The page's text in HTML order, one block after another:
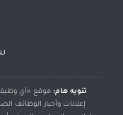
تنويه هام: موقع «أي
إعلانات وأخبار الوظائف